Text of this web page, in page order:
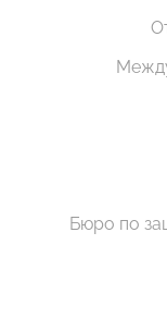
Бюро по